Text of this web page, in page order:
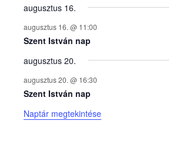
y
e
k
n
a
augusztus 16.
augusztus 16. @ 11:00
Szent István nap
augusztus 20.
augusztus 20. @ 16:30
Szent István nap
Naptár megtekintése